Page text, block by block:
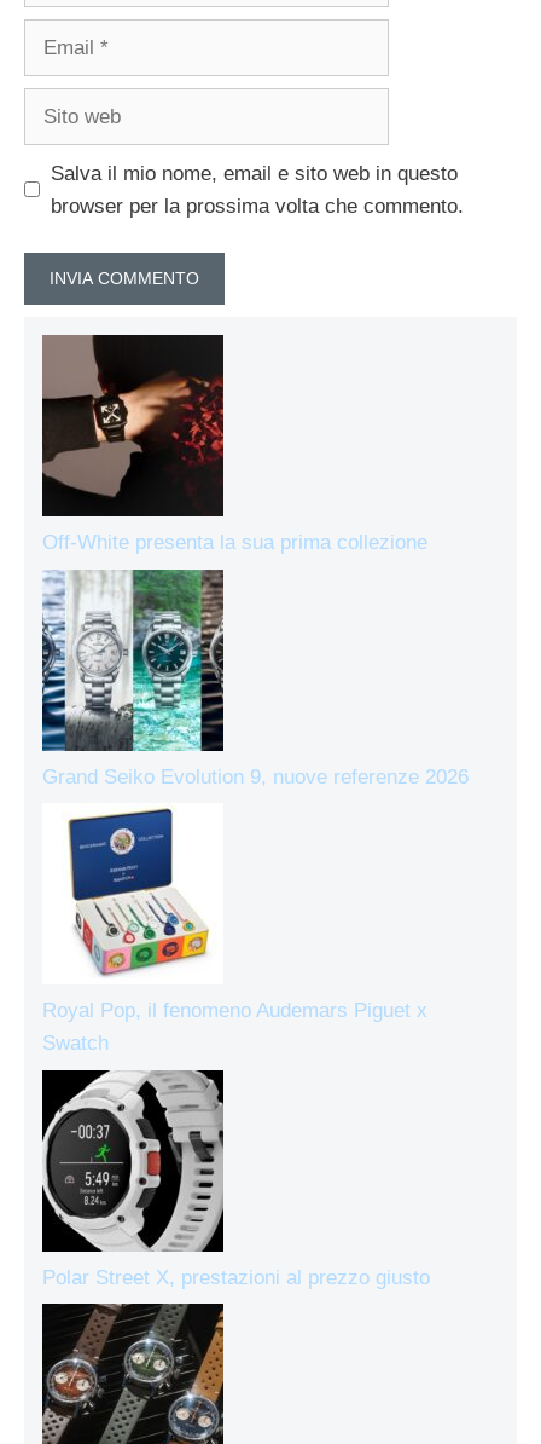
Salva il mio nome, email e sito web in questo
browser per la prossima volta che commento.
Off-White presenta la sua prima collezione
Grand Seiko Evolution 9, nuove referenze 2026
Royal Pop, il fenomeno Audemars Piguet x
Swatch
Polar Street X, prestazioni al prezzo giusto